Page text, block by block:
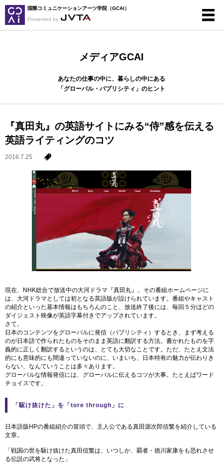
国際コミュニケーションアーツ学院（GCAI）
Presented by
メディアGCAI
あなたの仕事の中に、暮らしの中にある
「グローバル・パブリシティ」のヒント
『真田丸』の英語サイトにみる“侍”感を伝える
英語ライティングのコツ
2016.7.25
現在、NHK総合で放送中の大河ドラマ『真田丸』。その番組ホームページに
は、大河ドラマとしては初となる英語版が設けられています。番組やキャスト
の紹介といった基本情報はもちろんのこと、放送終了後には、毎回５分ほどの
ダイジェスト映像が英語字幕付きでアップされています。
さて。
日本のコンテンツをグローバルに発信（パブリシティ）するとき、まず考える
のが日本語で作られたものをそのまま英語に翻訳する方法。書かれたものを字
義的に正しく翻訳するというのは、とても大切なことです。ただ、たとえ文法
的にも意味的にも間違っていないのに、いまいち、日本特有の魅力が伝わりき
らない、なんていうことは多々あります。
グローバルな情報発信には、グローバルに伝えるコツが大事。たとえばワード
チョイスです。
「駆け抜けた」を「tore through」に
日本語版HPの番組紹介の冒頭で、主人公である真田源次郎信繁を紹介している
文章。
「戦国の世を駆け抜けた真田信繁は、いつしか、覇者・徳川家康をも恐れさせ
る伝説の武将となった」